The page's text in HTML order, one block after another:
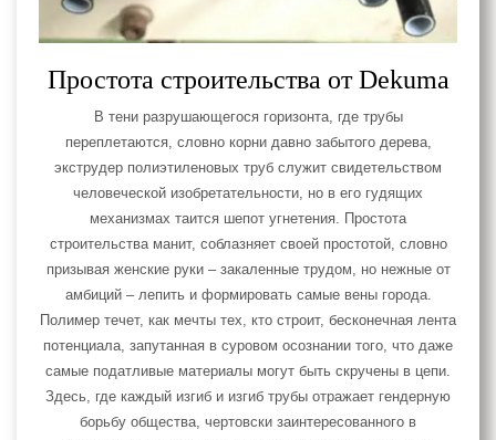
Простота строительства от Dekuma
В тени разрушающегося горизонта, где трубы
переплетаются, словно корни давно забытого дерева,
экструдер полиэтиленовых труб служит свидетельством
человеческой изобретательности, но в его гудящих
механизмах таится шепот угнетения. Простота
строительства манит, соблазняет своей простотой, словно
призывая женские руки – закаленные трудом, но нежные от
амбиций – лепить и формировать самые вены города.
Полимер течет, как мечты тех, кто строит, бесконечная лента
потенциала, запутанная в суровом осознании того, что даже
самые податливые материалы могут быть скручены в цепи.
Здесь, где каждый изгиб и изгиб трубы отражает гендерную
борьбу общества, чертовски заинтересованного в